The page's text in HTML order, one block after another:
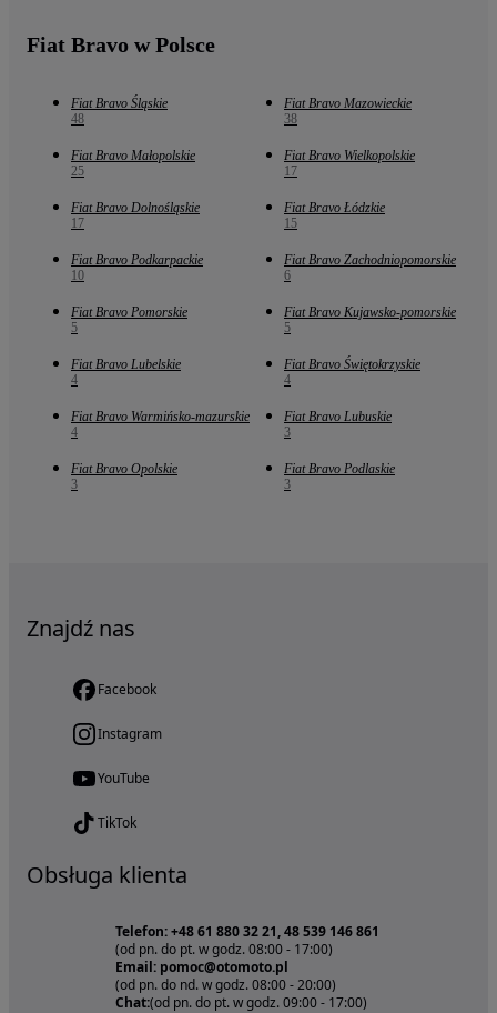
Fiat Bravo w Polsce
Fiat Bravo Śląskie
48
Fiat Bravo Mazowieckie
38
Fiat Bravo Małopolskie
25
Fiat Bravo Wielkopolskie
17
Fiat Bravo Dolnośląskie
17
Fiat Bravo Łódzkie
15
Fiat Bravo Podkarpackie
10
Fiat Bravo Zachodniopomorskie
6
Fiat Bravo Pomorskie
5
Fiat Bravo Kujawsko-pomorskie
5
Fiat Bravo Lubelskie
4
Fiat Bravo Świętokrzyskie
4
Fiat Bravo Warmińsko-mazurskie
4
Fiat Bravo Lubuskie
3
Fiat Bravo Opolskie
3
Fiat Bravo Podlaskie
3
Znajdź nas
Facebook
Instagram
YouTube
TikTok
Obsługa klienta
Telefon: +48 61 880 32 21, 48 539 146 861
(od pn. do pt. w godz. 08:00 - 17:00)
Email: pomoc@otomoto.pl
(od pn. do nd. w godz. 08:00 - 20:00)
Chat:(od pn. do pt. w godz. 09:00 - 17:00)